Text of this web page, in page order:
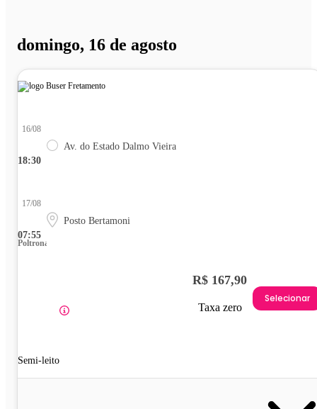
domingo, 16 de agosto
18:30
16/08
Av. do Estado Dalmo Vieira
07:55
17/08
Posto Bertamoni
Poltrona
Semi-leito
R$ 167,90
Taxa zero
Selecionar